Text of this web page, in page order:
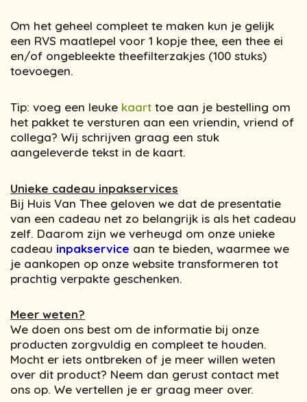
Om het geheel compleet te maken kun je gelijk
een RVS maatlepel voor 1 kopje thee, een thee ei
en/of ongebleekte theefilterzakjes (100 stuks)
toevoegen.
Tip: voeg een leuke kaart toe aan je bestelling om
het pakket te versturen aan een vriendin, vriend of
collega? Wij schrijven graag een stuk
aangeleverde tekst in de kaart.
Unieke cadeau inpakservices
Bij Huis Van Thee geloven we dat de presentatie
van een cadeau net zo belangrijk is als het cadeau
zelf. Daarom zijn we verheugd om onze unieke
cadeau inpakservice aan te bieden, waarmee we
je aankopen op onze website transformeren tot
prachtig verpakte geschenken.
Meer weten?
We doen ons best om de informatie bij onze
producten zorgvuldig en compleet te houden.
Mocht er iets ontbreken of je meer willen weten
over dit product? Neem dan gerust contact met
ons op. We vertellen je er graag meer over.